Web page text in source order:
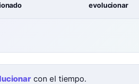
evolucionar
con el tiempo.